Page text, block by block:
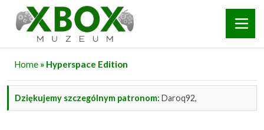
Home » Hyperspace Edition
Dziękujemy szczególnym patronom: Daroq92,